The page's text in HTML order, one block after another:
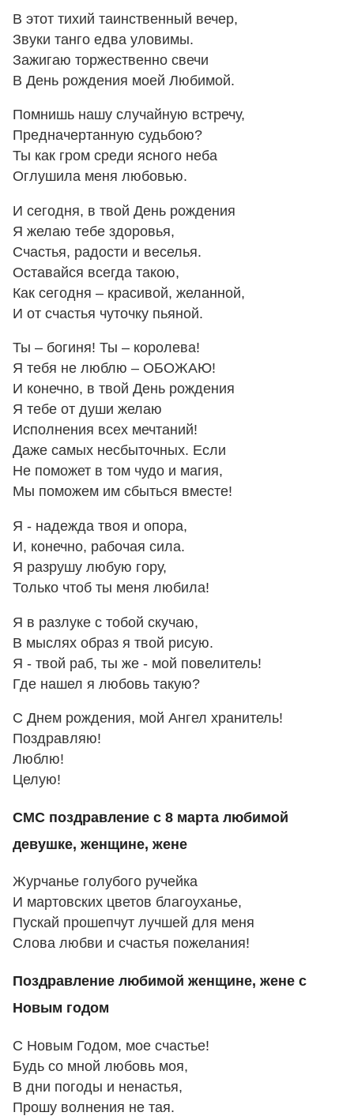
В этот тихий таинственный вечер,
Звуки танго едва уловимы.
Зажигаю торжественно свечи
В День рождения моей Любимой.
Помнишь нашу случайную встречу,
Предначертанную судьбою?
Ты как гром среди ясного неба
Оглушила меня любовью.
И сегодня, в твой День рождения
Я желаю тебе здоровья,
Счастья, радости и веселья.
Оставайся всегда такою,
Как сегодня – красивой, желанной,
И от счастья чуточку пьяной.
Ты – богиня! Ты – королева!
Я тебя не люблю – ОБОЖАЮ!
И конечно, в твой День рождения
Я тебе от души желаю
Исполнения всех мечтаний!
Даже самых несбыточных. Если
Не поможет в том чудо и магия,
Мы поможем им сбыться вместе!
Я - надежда твоя и опора,
И, конечно, рабочая сила.
Я разрушу любую гору,
Только чтоб ты меня любила!
Я в разлуке с тобой скучаю,
В мыслях образ я твой рисую.
Я - твой раб, ты же - мой повелитель!
Где нашел я любовь такую?
С Днем рождения, мой Ангел хранитель!
Поздравляю!
Люблю!
Целую!
СМС поздравление с 8 марта любимой
девушке, женщине, жене
Журчанье голубого ручейка
И мартовских цветов благоуханье,
Пускай прошепчут лучшей для меня
Слова любви и счастья пожелания!
Поздравление любимой женщине, жене с
Новым годом
С Новым Годом, мое счастье!
Будь со мной любовь моя,
В дни погоды и ненастья,
Прошу волнения не тая.